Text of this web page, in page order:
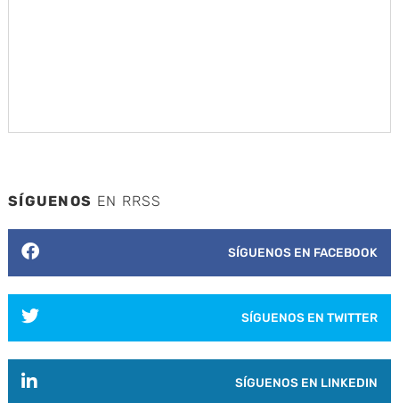
SÍGUENOS EN RRSS
SÍGUENOS EN FACEBOOK
SÍGUENOS EN TWITTER
SÍGUENOS EN LINKEDIN